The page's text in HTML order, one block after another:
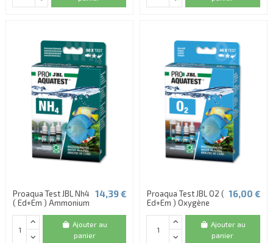
Proaqua Test JBL Nh4
( Ed+Em ) Ammonium
14,39 €
Ajouter au
panier
Proaqua Test JBL O2 (
Ed+Em ) Oxygène
16,00 €
Ajouter au
panier